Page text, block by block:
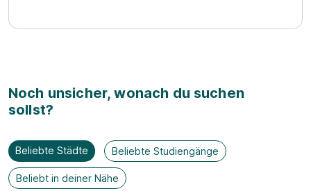
Noch unsicher, wonach du suchen
sollst?
Beliebte Städte Beliebte Studiengänge
Beliebt in deiner Nähe